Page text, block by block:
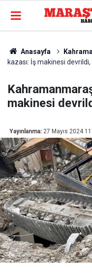
Anasayfa
kazası: İş makinesi
makinesi
Yayınlanma: 27 Mayıs 2024